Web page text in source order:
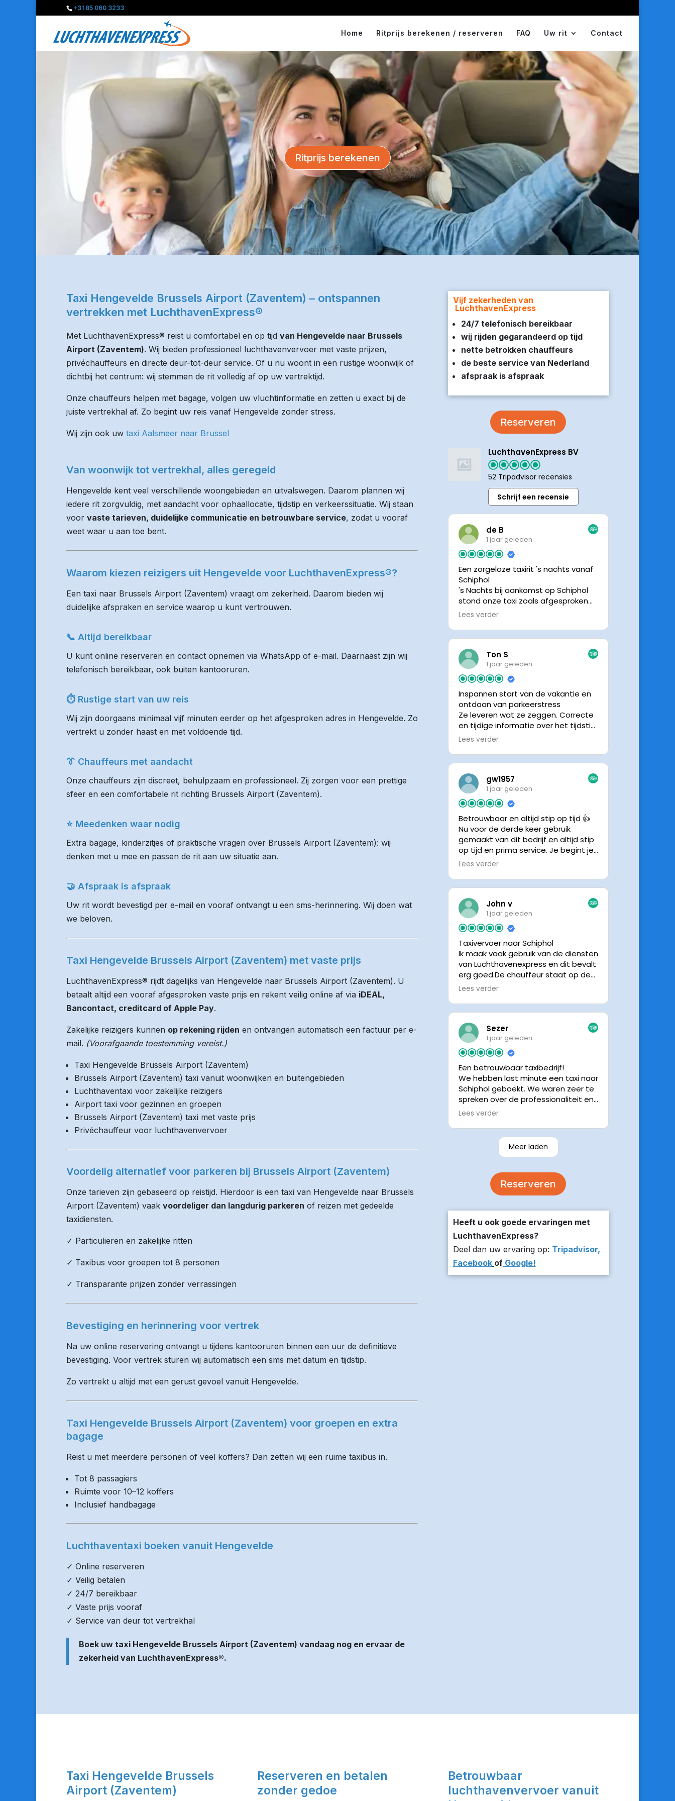
+31 85 060 3233
Home Ritprijs berekenen / reserveren FAQ Uw rit Contact
Ritprijs berekenen
Taxi Hengevelde Brussels Airport (Zaventem) – ontspannen
vertrekken met LuchthavenExpress®
Met LuchthavenExpress® reist u comfortabel en op tijd van Hengevelde naar Brussels
Airport (Zaventem). Wij bieden professioneel luchthavenvervoer met vaste prijzen,
privéchauffeurs en directe deur-tot-deur service. Of u nu woont in een rustige woonwijk of
dichtbij het centrum: wij stemmen de rit volledig af op uw vertrektijd.
Onze chauffeurs helpen met bagage, volgen uw vluchtinformatie en zetten u exact bij de
juiste vertrekhal af. Zo begint uw reis vanaf Hengevelde zonder stress.
Wij zijn ook uw taxi Aalsmeer naar Brussel
Van woonwijk tot vertrekhal, alles geregeld
Hengevelde kent veel verschillende woongebieden en uitvalswegen. Daarom plannen wij
iedere rit zorgvuldig, met aandacht voor ophaallocatie, tijdstip en verkeerssituatie. Wij staan
voor vaste tarieven, duidelijke communicatie en betrouwbare service, zodat u vooraf
weet waar u aan toe bent.
Waarom kiezen reizigers uit Hengevelde voor LuchthavenExpress®?
Een taxi naar Brussels Airport (Zaventem) vraagt om zekerheid. Daarom bieden wij
duidelijke afspraken en service waarop u kunt vertrouwen.
📞 Altijd bereikbaar
U kunt online reserveren en contact opnemen via WhatsApp of e-mail. Daarnaast zijn wij
telefonisch bereikbaar, ook buiten kantooruren.
⏱ Rustige start van uw reis
Wij zijn doorgaans minimaal vijf minuten eerder op het afgesproken adres in Hengevelde. Zo
vertrekt u zonder haast en met voldoende tijd.
👔 Chauffeurs met aandacht
Onze chauffeurs zijn discreet, behulpzaam en professioneel. Zij zorgen voor een prettige
sfeer en een comfortabele rit richting Brussels Airport (Zaventem).
⭐ Meedenken waar nodig
Extra bagage, kinderzitjes of praktische vragen over Brussels Airport (Zaventem): wij
denken met u mee en passen de rit aan uw situatie aan.
🤝 Afspraak is afspraak
Uw rit wordt bevestigd per e-mail en vooraf ontvangt u een sms-herinnering. Wij doen wat
we beloven.
Taxi Hengevelde Brussels Airport (Zaventem) met vaste prijs
LuchthavenExpress® rijdt dagelijks van Hengevelde naar Brussels Airport (Zaventem). U
betaalt altijd een vooraf afgesproken vaste prijs en rekent veilig online af via iDEAL,
Bancontact, creditcard of Apple Pay.
Zakelijke reizigers kunnen op rekening rijden en ontvangen automatisch een factuur per e-
mail. (Voorafgaande toestemming vereist.)
Taxi Hengevelde Brussels Airport (Zaventem)
Brussels Airport (Zaventem) taxi vanuit woonwijken en buitengebieden
Luchthaventaxi voor zakelijke reizigers
Airport taxi voor gezinnen en groepen
Brussels Airport (Zaventem) taxi met vaste prijs
Privéchauffeur voor luchthavenvervoer
Voordelig alternatief voor parkeren bij Brussels Airport (Zaventem)
Onze tarieven zijn gebaseerd op reistijd. Hierdoor is een taxi van Hengevelde naar Brussels
Airport (Zaventem) vaak voordeliger dan langdurig parkeren of reizen met gedeelde
taxidiensten.
✓ Particulieren en zakelijke ritten
✓ Taxibus voor groepen tot 8 personen
✓ Transparante prijzen zonder verrassingen
Bevestiging en herinnering voor vertrek
Na uw online reservering ontvangt u tijdens kantooruren binnen een uur de definitieve
bevestiging. Voor vertrek sturen wij automatisch een sms met datum en tijdstip.
Zo vertrekt u altijd met een gerust gevoel vanuit Hengevelde.
Taxi Hengevelde Brussels Airport (Zaventem) voor groepen en extra
bagage
Reist u met meerdere personen of veel koffers? Dan zetten wij een ruime taxibus in.
Tot 8 passagiers
Ruimte voor 10–12 koffers
Inclusief handbagage
Luchthaventaxi boeken vanuit Hengevelde
✓ Online reserveren
✓ Veilig betalen
✓ 24/7 bereikbaar
✓ Vaste prijs vooraf
✓ Service van deur tot vertrekhal
Boek uw taxi Hengevelde Brussels Airport (Zaventem) vandaag nog en ervaar de
zekerheid van LuchthavenExpress®.
Vijf zekerheden van
LuchthavenExpress
24/7 telefonisch bereikbaar
wij rijden gegarandeerd op tijd
nette betrokken chauffeurs
de beste service van Nederland
afspraak is afspraak
Reserveren
LuchthavenExpress BV
52 Tripadvisor recensies
Schrijf een recensie
de B
1 jaar geleden
Een zorgeloze taxirit 's nachts vanaf
Schiphol
's Nachts bij aankomst op Schiphol
stond onze taxi zoals afgesproken
keurig te wachten. Dankzij de goede
chauffeur wisten we precies waar de
chauffeur, met een prachtige auto
was het een comfortabele rit. Graag
tot de volgende de keer.
Lees verder
Ton S
1 jaar geleden
Inspannen start van de vakantie en
ontdaan van parkeerstress
Ze leveren wat ze zeggen. Correcte
en tijdige informatie over het tijdstip
van ophalen. Voldeed ook nu weer
Lees verder
gw1957
1 jaar geleden
Betrouwbaar en altijd stip op tijd 👍
Nu voor de derde keer gebruik
gemaakt van dit bedrijf en altijd stip
op tijd en prima service. Je begint je
vakantie zonder zorgen iig. 👍👍
Lees verder
John v
1 jaar geleden
Taxivervoer naar Schiphol
Ik maak vaak gebruik van de diensten
van Luchthavenexpress en dit bevalt
erg goed.De chauffeur staat op de
afgesproken tijd klaar om je op te
neemt de chauffeur direct contact
staat.Altijd nette chauffeurs, en in
mijn geval is het voordeliger dan
parkeren op P3 bij 9 dagen parkeren.
En dan hopen dat je auto geen
schade heeft ivm de krappe
parkeervakken. Ik beveel
Luchthavenexpress dan ook zeker
aan.
Lees verder
Sezer
1 jaar geleden
Een betrouwbaar taxibedrijf!
We hebben last minute een taxi naar
Schiphol geboekt. We waren zeer te
spreken over de professionaliteit en
vriendelijkheid van luchthavenexpres!
verzekerde om er op tijd te zijn en
stuurde z’n live locatie een paar
minuten voor aanvang bij ons thuis.
volgende keer zou ik weer hier
Lees verder
Meer laden
Reserveren
Heeft u ook goede ervaringen met
LuchthavenExpress?
Deel dan uw ervaring op: Tripadvisor,
Facebook ofGoogle!
Taxi Hengevelde Brussels
Airport (Zaventem)
Reserveren en betalen
zonder gedoe
Betrouwbaar
luchthavenvervoer vanuit